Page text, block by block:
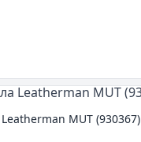
MUT (930367)